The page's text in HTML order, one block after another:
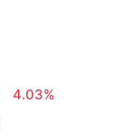
4.03%